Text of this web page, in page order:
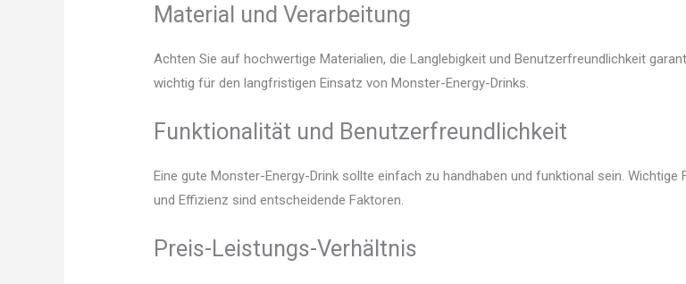
Material und Verarbeitung
Achten Sie auf hochwertige Materialien, die Langlebigkeit und Benutzerfreundlichkeit
wichtig für den langfristigen Einsatz von Monster-Energy-Drinks.
Funktionalität und Benutzerfreundlichkeit
Eine gute Monster-Energy-Drink sollte einfach zu handhaben und funktional sein.
und Effizienz sind entscheidende Faktoren.
Preis-Leistungs-Verhältnis